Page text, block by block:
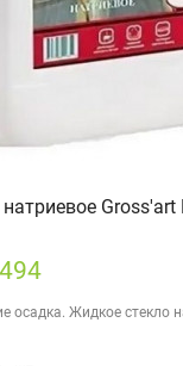
Gross'art
осадка. Жидкое стекло